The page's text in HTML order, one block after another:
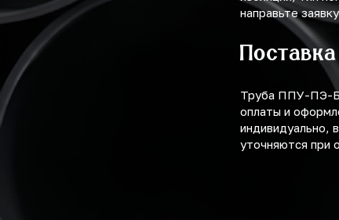
направьте
Труба ППУ-ПЭ-Б
оплаты и
индивидуально,
уточняются при